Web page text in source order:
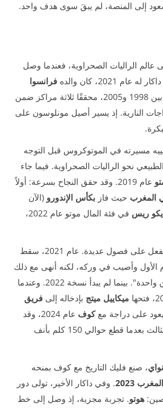
إلى المنصة، لم يبقَ سوى هدف واحد.
عالم الراليات الصحراوية، فعندما وصل
فرانسوا
شارك بالفعل في سبع نسخ بين 1998 و2005، محققًا ثلاثة مراكز ضمن
النارية. إذ يسير أصيل مونلوسون على
مسيرته في الموتوكروس قبل التوجه
نحو الراليات الصحراوية. فيما جاء
عام 2019. وقد حقق النجاح بسرعة: أولاً
المغرب حيث فاز بكأس الإندورو (الآن
ريس
في فئة المال موتو عام 2022،
قصته مع داكار تحتوي بالفعل على فصول عديدة. عام 2021، سقط
الأول وأصيب في وركه، لكنه أنهى مع ذلك
في المركز الـ 32 "على ساق واحدة". بينما لم يبدأ نسخة 2022. وعندما
ميكاييل ميتج بإدخاله إلى فريق
على دراجة معكوف
عام 2024، وقد
اضطر للانسحاب بعد اليوم الثالث بعدما قطع حوالي 150 كلم بأنف
، صنع فليك التاريخ مع كوف بمنحه
2023
. وفي داكار الأخير، تولى دور
هوتو. تجربة مجزية، إذ وصل إلى خط